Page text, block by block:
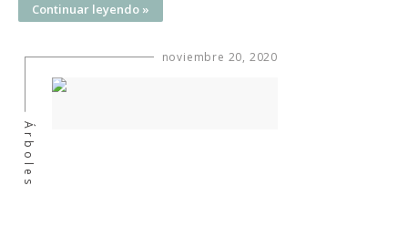
Continuar leyendo »
noviembre 20, 2020
Árboles